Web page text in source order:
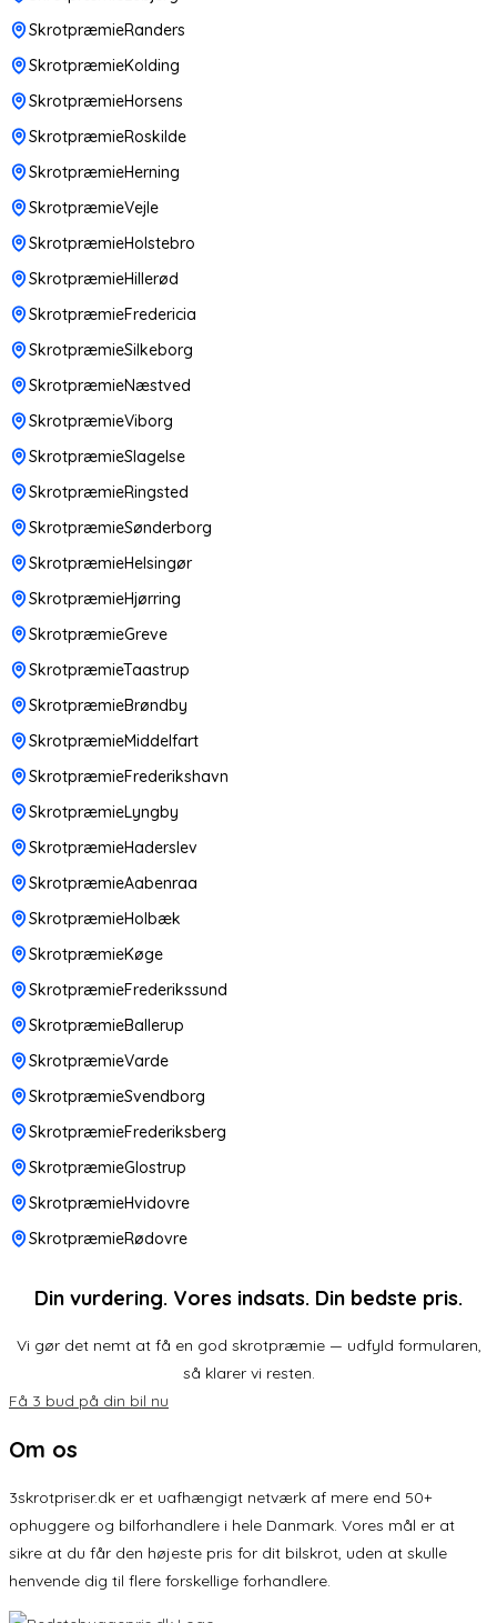
SkrotpræmieRanders
SkrotpræmieKolding
SkrotpræmieHorsens
SkrotpræmieRoskilde
SkrotpræmieHerning
SkrotpræmieVejle
SkrotpræmieHolstebro
SkrotpræmieHillerød
SkrotpræmieFredericia
SkrotpræmieSilkeborg
SkrotpræmieNæstved
SkrotpræmieViborg
SkrotpræmieSlagelse
SkrotpræmieRingsted
SkrotpræmieSønderborg
SkrotpræmieHelsingør
SkrotpræmieHjørring
SkrotpræmieGreve
SkrotpræmieTaastrup
SkrotpræmieBrøndby
SkrotpræmieMiddelfart
SkrotpræmieFrederikshavn
SkrotpræmieLyngby
SkrotpræmieHaderslev
SkrotpræmieAabenraa
SkrotpræmieHolbæk
SkrotpræmieKøge
SkrotpræmieFrederikssund
SkrotpræmieBallerup
SkrotpræmieVarde
SkrotpræmieSvendborg
SkrotpræmieFrederiksberg
SkrotpræmieGlostrup
SkrotpræmieHvidovre
SkrotpræmieRødovre
Din vurdering. Vores indsats. Din bedste pris.
Vi gør det nemt at få en god skrotpræmie — udfyld formularen,
så klarer vi resten.
Få 3 bud på din bil nu
Om os
3skrotpriser.dk er et uafhængigt netværk af mere end 50+
ophuggere og bilforhandlere i hele Danmark. Vores mål er at
sikre at du får den højeste pris for dit bilskrot, uden at skulle
henvende dig til flere forskellige forhandlere.